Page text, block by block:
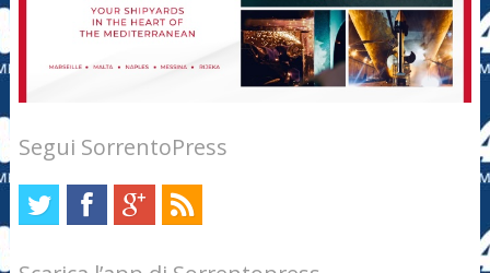
Segui SorrentoPress